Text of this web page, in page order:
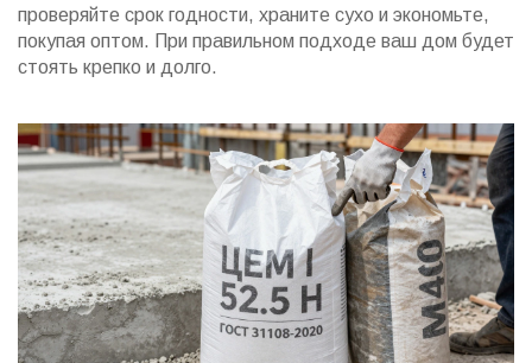
проверяйте срок годности, храните сухо и экономьте,
покупая оптом. При правильном подходе ваш дом будет
стоять крепко и долго.